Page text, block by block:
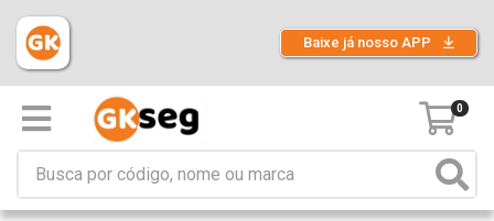
Baixe já nosso APP
0